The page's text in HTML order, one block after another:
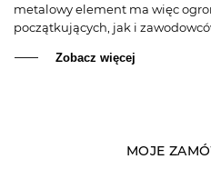
metalowy element ma więc
początkujących, jak i
Zobacz więcej
MOJE